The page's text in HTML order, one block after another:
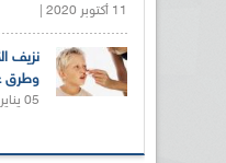
11 أكتوبر 2020 |
نزيف
وطرق
05 يناير 2021 |